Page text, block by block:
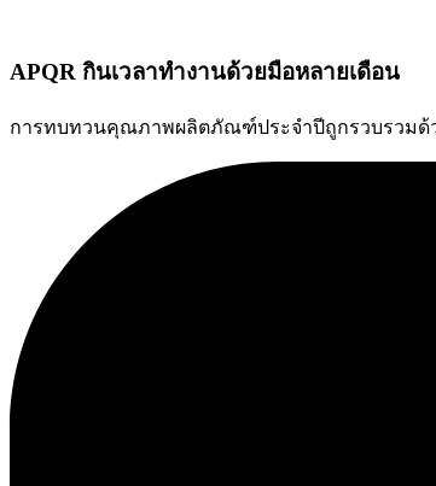
APQR กินเวลาทำงานด้วยมือหลายเดือน
การทบทวนคุณภาพผลิตภัณฑ์ประจำปีถูกรวบรวมด้